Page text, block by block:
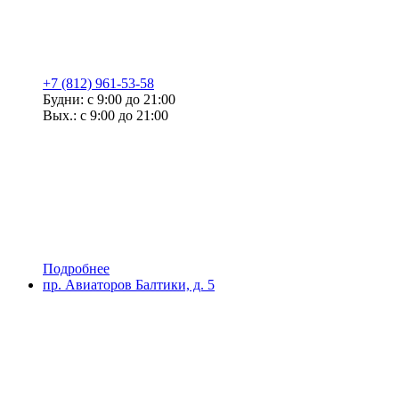
+7 (812) 961-53-58
Будни: с 9:00 до 21:00
Вых.: с 9:00 до 21:00
Подробнее
пр. Авиаторов Балтики, д. 5